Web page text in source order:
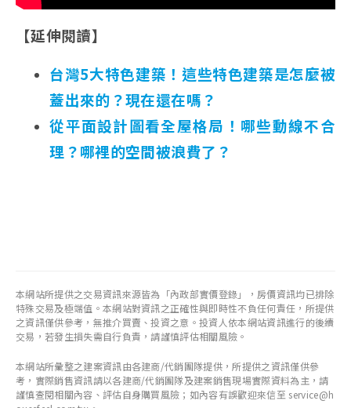
【延伸閱讀】
台灣5大特色建築！這些特色建築是怎麼被
蓋出來的？現在還在嗎？
從平面設計圖看全屋格局！哪些動線不合
理？哪裡的空間被浪費了？
本網站所提供之交易資訊來源皆為「內政部實價登錄」，房價資訊均已排除
特殊交易及極端值。本網站對資訊之正確性與即時性不負任何責任，所提供
之資訊僅供參考，無推介買賣、投資之意。投資人依本網站資訊進行的後續
交易，若發生損失需自行負責，請謹慎評估相關風險。
本網站所彙整之建案資訊由各建商/代銷團隊提供，所提供之資訊僅供參
考，實際銷售資訊請以各建商/代銷團隊及建案銷售現場實際資料為主，請
謹慎查閱相關內容、評估自身購買風險；如內容有誤歡迎來信至 service@h